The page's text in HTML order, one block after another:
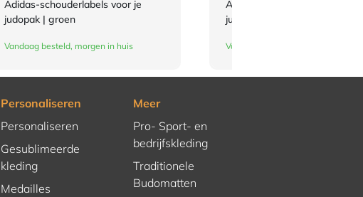
Adidas-schouderlabels voor je
judopak | groen
Vandaag besteld, morgen in huis
Adidas-schouderlabels voor je
judopak | rood-wit-blauw
Vandaag besteld, morgen in huis
Personaliseren
Personaliseren
Gesublimeerde
kleding
Medailles
Meer
Pro- Sport- en
bedrijfskleding
Traditionele
Budomatten